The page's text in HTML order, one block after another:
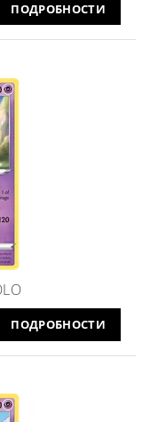
ПОДРОБНОСТИ
ПОДРОБНОСТИ